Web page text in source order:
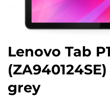
Lenovo Tab
grey